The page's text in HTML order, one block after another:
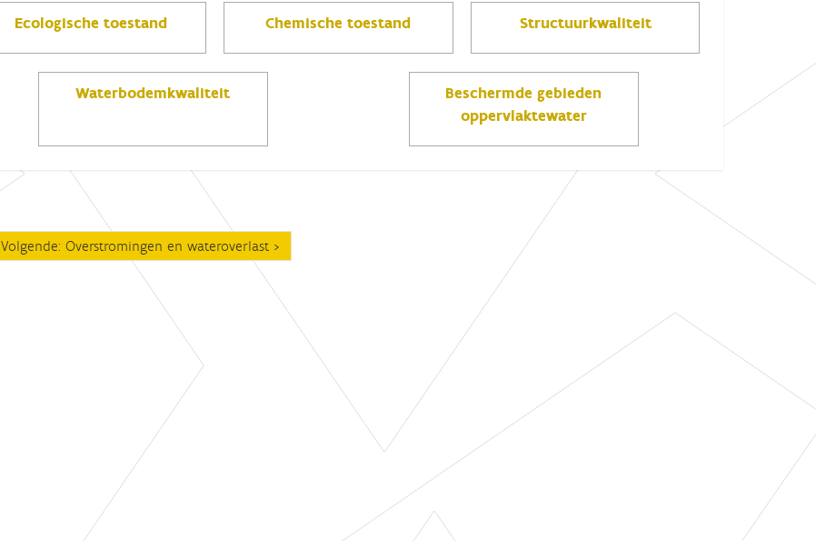
Ecologische toestand Chemische toestand Structuurkwaliteit
Waterbodemkwaliteit
Beschermde gebieden
oppervlaktewater
Volgende: Overstromingen en wateroverlast